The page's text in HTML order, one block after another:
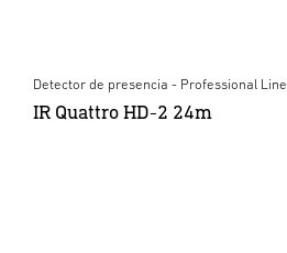
Detector de presencia - Professional Line
IR Quattro HD-2 24m